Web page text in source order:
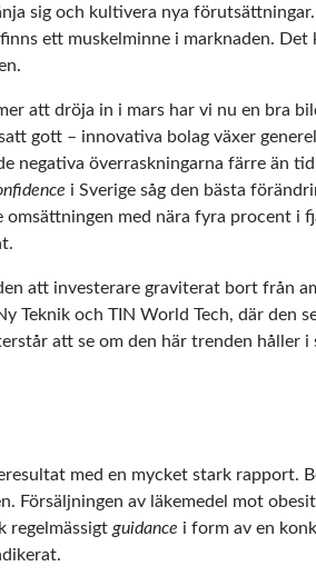
sig och kultivera nya
ett muskelminne i marknaden.
att dröja in i mars har vi nu en bra
gott – innovativa bolag växer
negativa överraskningarna färre än
i Sverige såg den bästa
omsättningen med nära fyra procent i
att investerare graviterat bort från
Teknik och TIN World Tech, där den
att se om den här trenden håller i
med en mycket stark rapport.
Försäljningen av läkemedel mot
regelmässigt guidance i form av en